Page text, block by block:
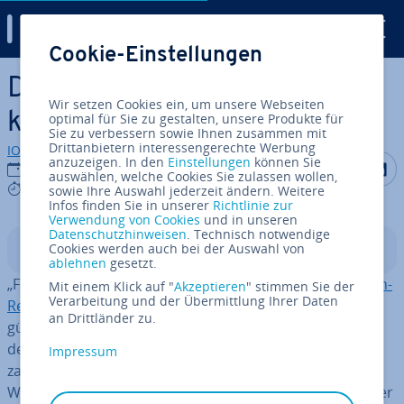
Zum Haupt­in­halt springen
Domain vergeben? Das
können Sie tun!
IONOS Redaktion
18.10.2024
6 mins
Auf Auf
In­halts­ver­zeich­nis
„First come, first served.“ Das Verfahren bei der Domain-
Re­gis­trie­rungist simpel, führt gemeinsam mit den
günstigen Domain-Preisen jedoch zu einer zu­neh­men­
den
Ver­knap­pung prä­gnan­ter Web­adres­sen
zahl­rei­cher
Wunsch-Domain vergeben, können Sie den Inhaber oder
Cookie-Einstellungen
Wir setzen Cookies ein, um unsere Webseiten
optimal für Sie zu gestalten, unsere Produkte für
Sie zu verbessern sowie Ihnen zusammen mit
Drittanbietern interessengerechte Werbung
anzuzeigen. In den Einstellungen können Sie
auswählen, welche Cookies Sie zulassen wollen,
sowie Ihre Auswahl jederzeit ändern. Weitere
Infos finden Sie in unserer Richtlinie zur
Verwendung von Cookies und in unseren
Datenschutzhinweisen. Technisch notwendige
Cookies werden auch bei der Auswahl von
ablehnen gesetzt.
Mit einem Klick auf "Akzeptieren" stimmen Sie der
Verarbeitung und der Übermittlung Ihrer Daten
an Drittländer zu.
Impressum